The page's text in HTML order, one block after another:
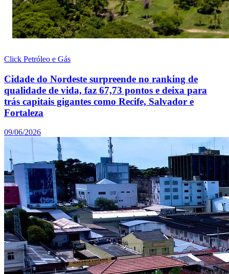
Click Petróleo e Gás
Cidade do Nordeste surpreende no ranking de
qualidade de vida, faz 67,73 pontos e deixa para
trás capitais gigantes como Recife, Salvador e
Fortaleza
09/06/2026